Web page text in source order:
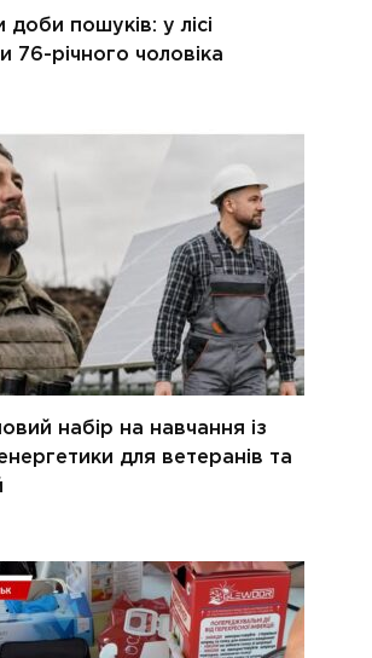
доби пошуків: у лісі
76-річного чоловіка
набір на навчання із
для ветеранів та